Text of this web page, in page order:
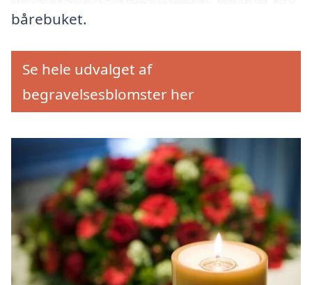
bårebuket.
Se hele udvalget af
begravelsesblomster her